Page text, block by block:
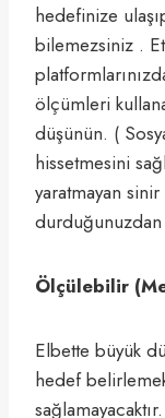
hedefinize
bilemezsiniz .
ölçümleri
düşünün. (
hissetmesini
yaratmayan
Ölçülebilir
Elbette büyük
hedef